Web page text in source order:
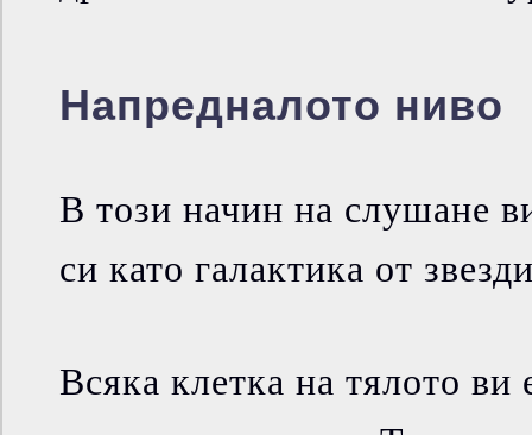
Напредналото ниво
В този начин на слушане
си като галактика от
Всяка клетка на тялото ви